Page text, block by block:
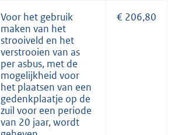
Voor het gebruik
maken van het
strooiveld en het
verstrooien van as
per asbus, met de
mogelijkheid voor
het plaatsen van een
gedenkplaatje op de
zuil voor een periode
van 20 jaar, wordt
€ 206,80